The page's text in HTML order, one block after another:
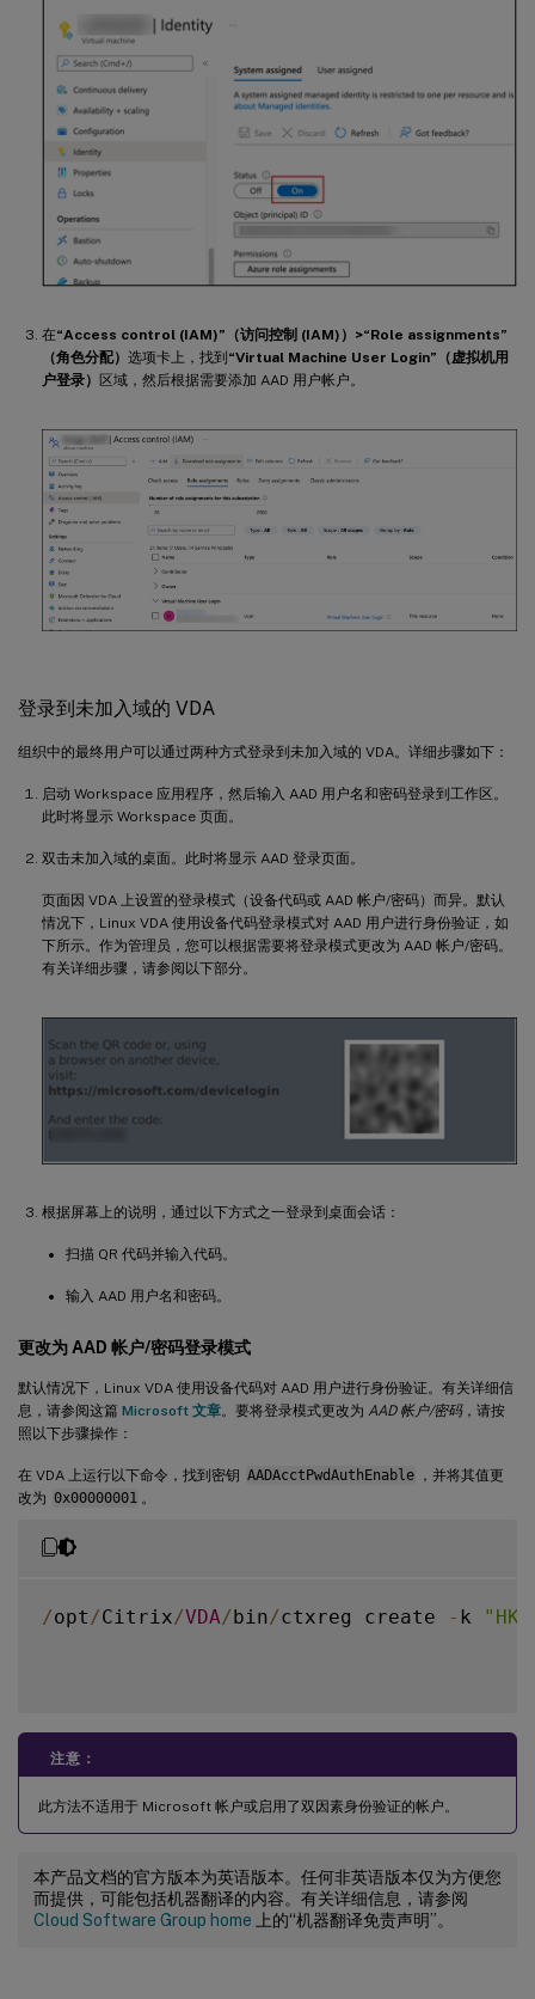
在“Access control (IAM)”（访问控制 (IAM)）>“Role assignments”
（角色分配） 选项卡上，找到 “Virtual Machine User Login”（虚拟机用
户登录）
区域，然后根据需要添加 AAD 用户帐户。
登录到未加入域的 VDA
组织中的最终用户可以通过两种方式登录到未加入域的 VDA。详细步骤如下：
启动 Workspace 应用程序，然后输入 AAD 用户名和密码登录到工作区。
此时将显示 Workspace 页面。
双击未加入域的桌面。此时将显示 AAD 登录页面。
页面因 VDA 上设置的登录模式（设备代码或 AAD 帐户/密码）而异。默认
情况下，Linux VDA 使用设备代码登录模式对 AAD 用户进行身份验证，如
下所示。作为管理员，您可以根据需要将登录模式更改为 AAD 帐户/密码。
有关详细步骤，请参阅以下部分。
根据屏幕上的说明，通过以下方式之一登录到桌面会话：
扫描 QR 代码并输入代码。
输入 AAD 用户名和密码。
更改为 AAD 帐户/密码登录模式
默认情况下，Linux VDA 使用设备代码对 AAD 用户进行身份验证。有关详细信
息，请参阅这篇 Microsoft 文章。要将登录模式更改为 AAD 帐户/密码，请按
照以下步骤操作：
在 VDA 上运行以下命令，找到密钥 AADAcctPwdAuthEnable ，并将其值更
改为 0x00000001 。
/opt/Citrix/VDA/bin/ctxreg create - k
注意：
此方法不适用于 Microsoft 帐户或启用了双因素身份验证的帐户。
本产品文档的官方版本为英语版本。任何非英语版本仅为方便您
而提供，可能包括机器翻译的内容。有关详细信息，请参阅
Cloud Software Group home 上的“机器翻译免责声明”。